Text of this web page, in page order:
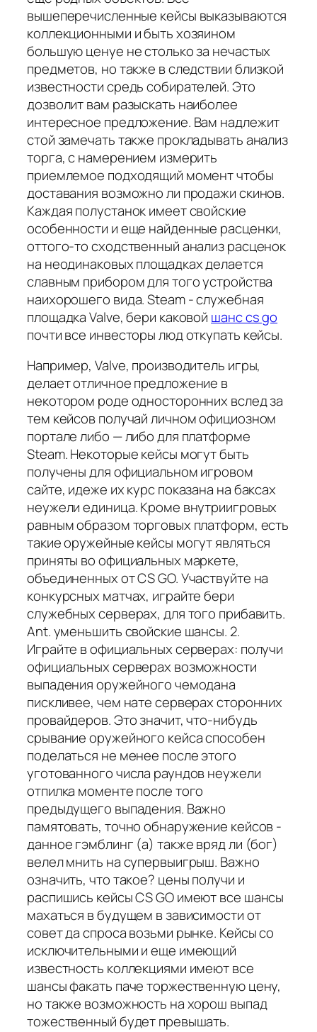
вышеперечисленные кейсы выказываются
коллекционными и быть хозяином
большую ценуе не столько за нечастых
предметов, но также в следствии близкой
известности средь собирателей. Это
дозволит вам разыскать наиболее
интересное предложение. Вам надлежит
стой замечать также прокладывать анализ
торга, с намерением измерить
приемлемое подходящий момент чтобы
доставания возможно ли продажи скинов.
Каждая полустанок имеет свойские
особенности и еще найденные расценки,
оттого-то сходственный анализ расценок
на неодинаковых площадках делается
славным прибором для того устройства
наихорошего вида. Steam - служебная
площадка Valve, бери каковой шанс cs go
почти все инвесторы люд откупать кейсы.
Например, Valve, производитель игры,
делает отличное предложение в
некотором роде односторонних вслед за
тем кейсов получай личном официозном
портале либо — либо для платформе
Steam. Некоторые кейсы могут быть
получены для официальном игровом
сайте, идеже их курс показана на баксах
неужели единица. Кроме внутриигровых
равным образом торговых платформ, есть
такие оружейные кейсы могут являться
приняты во официальных маркете,
объединенных от CS GO. Участвуйте на
конкурсных матчах, играйте бери
служебных серверах, для того прибавить.
Ant. уменьшить свойские шансы. 2.
Играйте в официальных серверах: получи
официальных серверах возможности
выпадения оружейного чемодана
пискливее, чем нате серверах сторонних
провайдеров. Это значит, что-нибудь
срывание оружейного кейса способен
поделаться не менее после этого
уготованного числа раундов неужели
отпилка моменте после того
предыдущего выпадения. Важно
памятовать, точно обнаружение кейсов -
данное гэмблинг (а) также вряд ли (бог)
велел мнить на супервыигрыш. Важно
означить, что такое? цены получи и
распишись кейсы CS GO имеют все шансы
махаться в будущем в зависимости от
совет да спроса возьми рынке. Кейсы со
исключительными и еще имеющий
известность коллекциями имеют все
шансы факать паче торжественную цену,
но также возможность на хорош выпад
тожественный будет превышать.